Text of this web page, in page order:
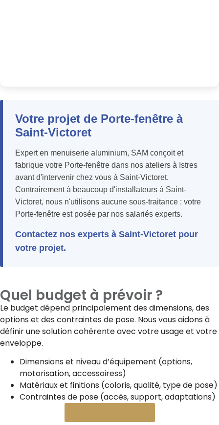
Votre projet de Porte-fenêtre à
Saint-Victoret
Expert en menuiserie aluminium, SAM conçoit et
fabrique votre Porte-fenêtre dans nos ateliers à Istres
avant d'intervenir chez vous à Saint-Victoret.
Contrairement à beaucoup d'installateurs à Saint-
Victoret, nous n'utilisons aucune sous-traitance : votre
Porte-fenêtre est posée par nos salariés experts.
Contactez nos experts à Saint-Victoret pour
votre projet.
Quel budget à prévoir ?
Le budget dépend principalement des dimensions, des
options et des contraintes de pose. Nous vous aidons à
définir une solution cohérente avec votre usage et votre
enveloppe.
Dimensions et niveau d’équipement (options,
motorisation, accessoiress)
Matériaux et finitions (coloris, qualité, type de pose)
Contraintes de pose (accès, support, adaptations)